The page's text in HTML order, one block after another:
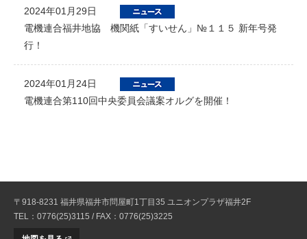
2024年01月29日
電機連合福井地協 機関紙「すいせん」№１１５ 新年号発
行！
2024年01月24日
電機連合第110回中央委員会議案オルグを開催！
〒918-8231 福井県福井市問屋町1丁目35 ユニオンプラザ福井2F
TEL：0776(25)3115 / FAX：0776(25)3225